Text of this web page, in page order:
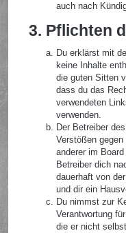
auch nach
3. Pflichten
Du erklärst mit
keine Inhalte
die guten Sitten
dass du das
verwendeten
verwenden.
Der Betreiber
Verstößen
anderer im
Betreiber dich
dauerhaft von
und dir ein
Du nimmst zur
Verantwortung
die er nicht